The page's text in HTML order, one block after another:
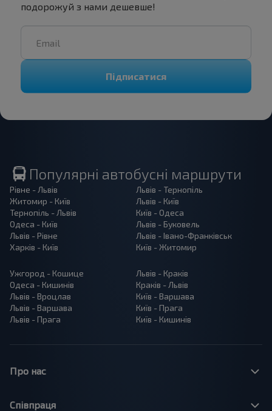
подорожуй з нами дешевше!
Підписатися
Популярні автобусні маршрути
Рівне - Львів
Житомир - Київ
Тернопіль - Львів
Одеса - Київ
Львів - Рівне
Харків - Київ
Львів - Тернопіль
Львів - Київ
Київ - Одеса
Львів - Буковель
Львів - Івано-Франківськ
Київ - Житомир
Ужгород - Кошице
Одеса - Кишинів
Львів - Вроцлав
Львів - Варшава
Львів - Прага
Львів - Краків
Краків - Львів
Київ - Варшава
Київ - Прага
Київ - Кишинів
Про нас
Співпраця